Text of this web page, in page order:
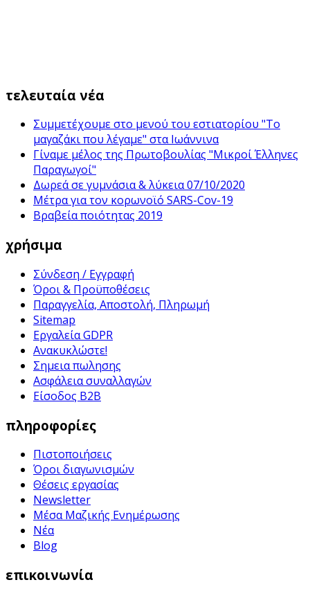
τελευταία νέα
Συμμετέχουμε στο μενού του εστιατορίου "Το
μαγαζάκι που λέγαμε" στα Ιωάννινα
Γίναμε μέλος της Πρωτοβουλίας "Μικροί Έλληνες
Παραγωγοί"
Δωρεά σε γυμνάσια & λύκεια 07/10/2020
Μέτρα για τον κορωνοϊό SARS-Cov-19
Βραβεία ποιότητας 2019
χρήσιμα
Σύνδεση / Εγγραφή
Όροι & Προϋποθέσεις
Παραγγελία, Αποστολή, Πληρωμή
Sitemap
Εργαλεία GDPR
Ανακυκλώστε!
Σημεια πωλησης
Ασφάλεια συναλλαγών
Είσοδος B2B
πληροφορίες
Πιστοποιήσεις
Όροι διαγωνισμών
Θέσεις εργασίας
Newsletter
Μέσα Μαζικής Ενημέρωσης
Νέα
Blog
επικοινωνία